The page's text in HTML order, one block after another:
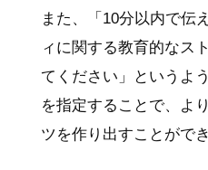
また、「10分以内で伝
ィに関する教育的なス
てください」というよ
を指定することで、よ
ツを作り出すことができ